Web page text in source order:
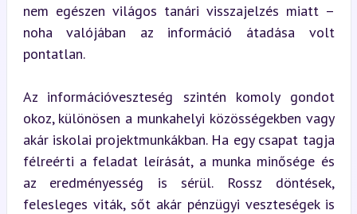
nem egészen világos tanári visszajelzés miatt –
noha valójában az információ átadása volt
pontatlan.
Az információveszteség szintén komoly gondot
okoz, különösen a munkahelyi közösségekben vagy
akár iskolai projektmunkákban. Ha egy csapat tagja
félreérti a feladat leírását, a munka minősége és
az eredményesség is sérül. Rossz döntések,
felesleges viták, sőt akár pénzügyi veszteségek is